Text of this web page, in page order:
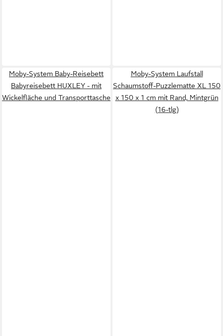
Moby-System Baby-Reisebett
Babyreisebett HUXLEY - mit
Wickelfläche und Transporttasche
Moby-System Laufstall
Schaumstoff-Puzzlematte XL 150
x 150 x 1 cm mit Rand, Mintgrün
(16-tlg)